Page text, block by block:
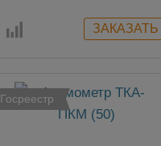
Госреестр